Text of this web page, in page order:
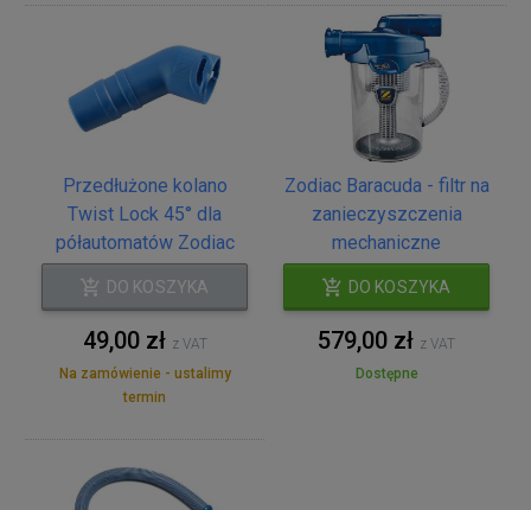
Przedłużone kolano
Twist Lock 45° dla
półautomatów Zodiac
DO KOSZYKA
49,00 zł z VAT
Na zamówienie - ustalimy
termin
Zodiac Baracuda - filtr na
zanieczyszczenia
mechaniczne
DO KOSZYKA
579,00 zł z VAT
Dostępne